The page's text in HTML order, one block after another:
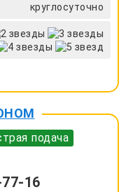
круглосуточно
подача
16